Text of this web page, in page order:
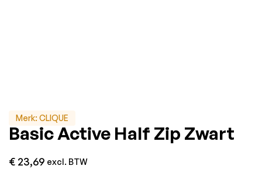
Merk: CLIQUE
Basic Active Half Zip Zwart
€ 23,69 excl. BTW